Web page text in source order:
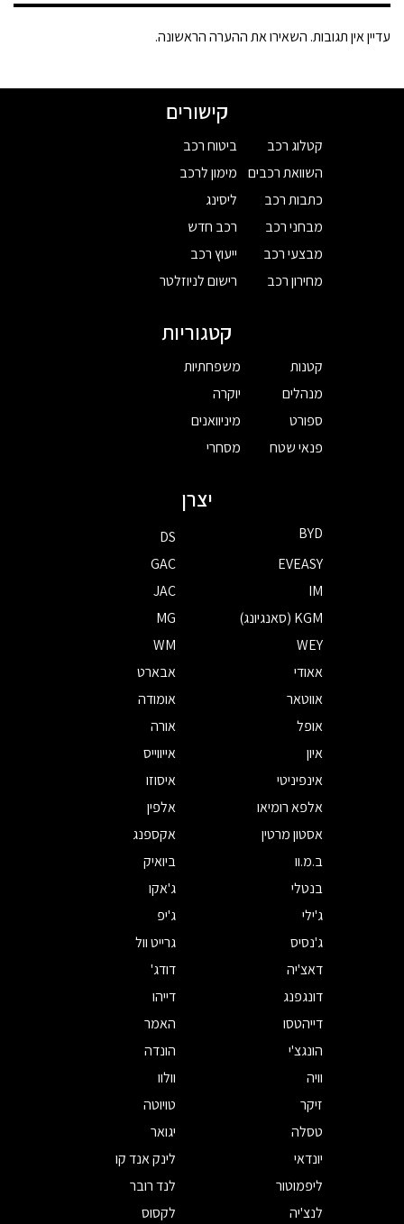
עדיין אין תגובות. השאירו את ההערה הראשונה.
קישורים
קטלוג רכב
השוואת רכבים
כתבות רכב
מבחני רכב
מבצעי רכב
מחירון רכב
ביטוח רכב
מימון לרכב
ליסינג
רכב חדש
ייעוץ רכב
רישום לניוזלטר
קטגוריות
קטנות
מנהלים
ספורט
פנאי שטח
משפחתיות
יוקרה
מיניוואנים
מסחרי
יצרן
BYD
DS
EVEASY
GAC
IM
JAC
KGM (סאנגיונג)
MG
WEY
WM
אאודי
אבארט
אווטאר
אומודה
אופל
אורה
איון
אייווייס
אינפיניטי
איסוזו
אלפא רומיאו
אלפין
אסטון מרטין
אקספנג
ב.מ.וו
ביואיק
בנטלי
ג'אקו
ג'ילי
ג'יפ
ג'נסיס
גרייט וול
דאצ'יה
דודג'
דונגפנג
דייהו
דייהטסו
האמר
הונגצ'י
הונדה
וויה
וולוו
זיקר
טויוטה
טסלה
יגואר
יונדאי
לינק אנד קו
ליפמוטור
לנד רובר
לנצ'יה
לקסוס